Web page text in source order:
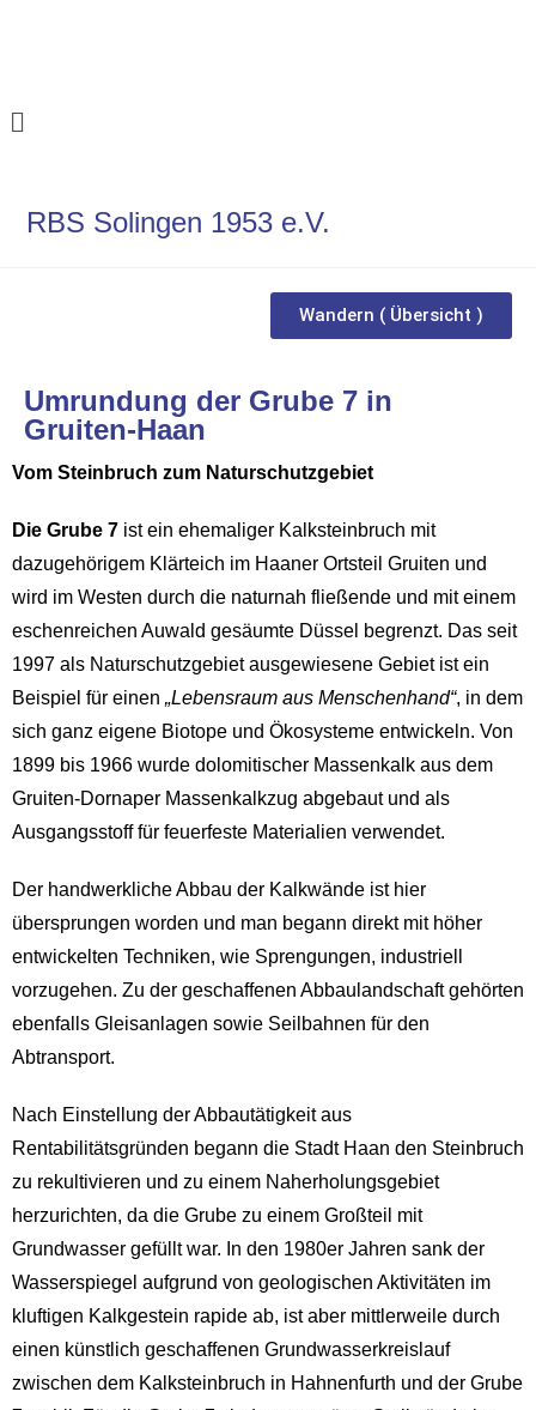
RBS Solingen 1953 e.V.
Wandern ( Übersicht )
Umrundung der Grube 7 in
Gruiten-Haan
Vom Steinbruch zum Naturschutzgebiet
Die Grube 7 ist ein ehemaliger Kalksteinbruch mit
dazugehörigem Klärteich im Haaner Ortsteil Gruiten und
wird im Westen durch die naturnah fließende und mit einem
eschenreichen Auwald gesäumte Düssel begrenzt. Das seit
1997 als Naturschutzgebiet ausgewiesene Gebiet ist ein
Beispiel für einen „Lebensraum aus Menschenhand“, in dem
sich ganz eigene Biotope und Ökosysteme entwickeln. Von
1899 bis 1966 wurde dolomitischer Massenkalk aus dem
Gruiten-Dornaper Massenkalkzug abgebaut und als
Ausgangsstoff für feuerfeste Materialien verwendet.
Der handwerkliche Abbau der Kalkwände ist hier
übersprungen worden und man begann direkt mit höher
entwickelten Techniken, wie Sprengungen, industriell
vorzugehen. Zu der geschaffenen Abbaulandschaft gehörten
ebenfalls Gleisanlagen sowie Seilbahnen für den
Abtransport.
Nach Einstellung der Abbautätigkeit aus
Rentabilitätsgründen begann die Stadt Haan den Steinbruch
zu rekultivieren und zu einem Naherholungsgebiet
herzurichten, da die Grube zu einem Großteil mit
Grundwasser gefüllt war. In den 1980er Jahren sank der
Wasserspiegel aufgrund von geologischen Aktivitäten im
kluftigen Kalkgestein rapide ab, ist aber mittlerweile durch
einen künstlich geschaffenen Grundwasserkreislauf
zwischen dem Kalksteinbruch in Hahnenfurth und der Grube